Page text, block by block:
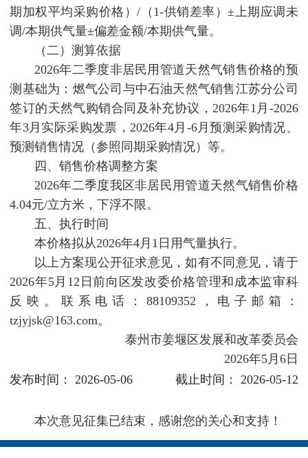
期加权平均采购价格）/（1-供销差率）±上期应调未
调/本期供气量±偏差金额/本期供气量。
（二）测算依据
2026年二季度非居民用管道天然气销售价格的预
测基础为：燃气公司与中石油天然气销售江苏分公司
签订的天然气购销合同及补充协议，2026年1月-2026
年3月实际采购发票，2026年4月-6月预测采购情况、
预测销售情况（参照同期采购情况）等。
四、销售价格调整方案
2026年二季度我区非居民用管道天然气销售价格
4.04元/立方米，下浮不限。
五、执行时间
本价格拟从2026年4月1日用气量执行。
以上方案现公开征求意见，如有不同意见，请于
2026年5月12日前向区发改委价格管理和成本监审科
反映。联系电话：88109352，电子邮箱：
tzjyjsk@163.com。
泰州市姜堰区发展和改革委员会
2026年5月6日
发布时间： 2026-05-06
截止时间： 2026-05-12
本次意见征集已结束，感谢您的关心和支持！